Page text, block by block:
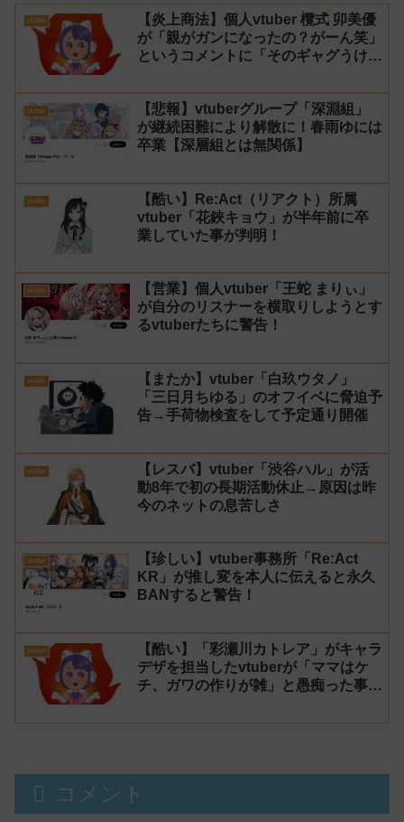
vtuber
【炎上商法】個人vtuber 欖式 卯美優
が「親がガンになったの？がーん笑」
というコメントに「そのギャグうけ
はオススメしないと投稿し叩かれる
vtuber
【悲報】vtuberグループ「深淵組」
が継続困難により解散に！春雨ゆには
卒業【深層組とは無関係】
vtuber
【酷い】Re:Act（リアクト）所属
vtuber「花鋏キョウ」が半年前に卒
業していた事が判明！
vtuber
【営業】個人vtuber「王蛇 まりぃ」
が自分のリスナーを横取りしようとす
るvtuberたちに警告！
vtuber
【またか】vtuber「白玖ウタノ」
「三日月ちゆる」のオフイベに脅迫予
告→手荷物検査をして予定通り開催
vtuber
【レスバ】vtuber「渋谷ハル」が活
動8年で初の長期活動休止→原因は昨
今のネットの息苦しさ
vtuber
【珍しい】vtuber事務所「Re:Act
KR」が推し変を本人に伝えると永久
BANすると警告！
vtuber
【酷い】「彩瀬川カトレア」がキャラ
デザを担当したvtuberが「ママはケ
チ、ガワの作りが雑」と愚痴った事が
コメント